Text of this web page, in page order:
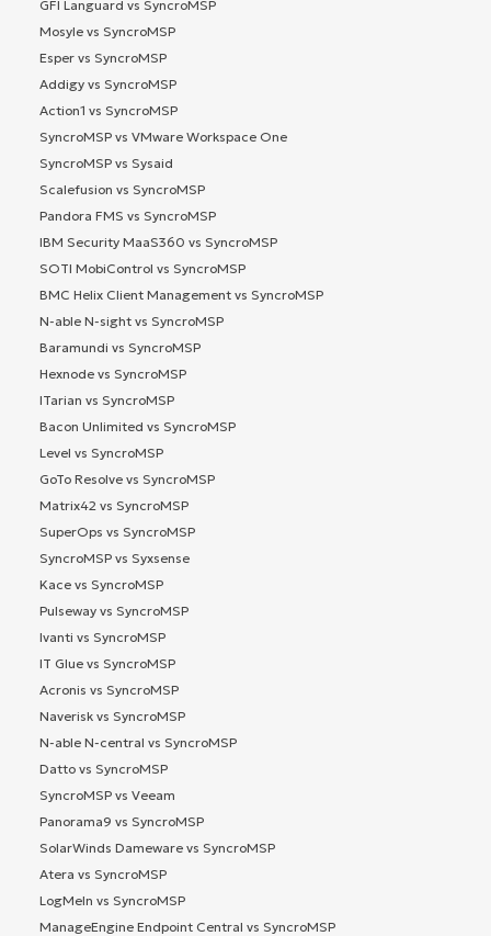
GFI Languard vs SyncroMSP
Mosyle vs SyncroMSP
Esper vs SyncroMSP
Addigy vs SyncroMSP
Action1 vs SyncroMSP
SyncroMSP vs VMware Workspace One
SyncroMSP vs Sysaid
Scalefusion vs SyncroMSP
Pandora FMS vs SyncroMSP
IBM Security MaaS360 vs SyncroMSP
SOTI MobiControl vs SyncroMSP
BMC Helix Client Management vs SyncroMSP
N-able N-sight vs SyncroMSP
Baramundi vs SyncroMSP
Hexnode vs SyncroMSP
ITarian vs SyncroMSP
Bacon Unlimited vs SyncroMSP
Level vs SyncroMSP
GoTo Resolve vs SyncroMSP
Matrix42 vs SyncroMSP
SuperOps vs SyncroMSP
SyncroMSP vs Syxsense
Kace vs SyncroMSP
Pulseway vs SyncroMSP
Ivanti vs SyncroMSP
IT Glue vs SyncroMSP
Acronis vs SyncroMSP
Naverisk vs SyncroMSP
N-able N-central vs SyncroMSP
Datto vs SyncroMSP
SyncroMSP vs Veeam
Panorama9 vs SyncroMSP
SolarWinds Dameware vs SyncroMSP
Atera vs SyncroMSP
LogMeIn vs SyncroMSP
ManageEngine Endpoint Central vs SyncroMSP